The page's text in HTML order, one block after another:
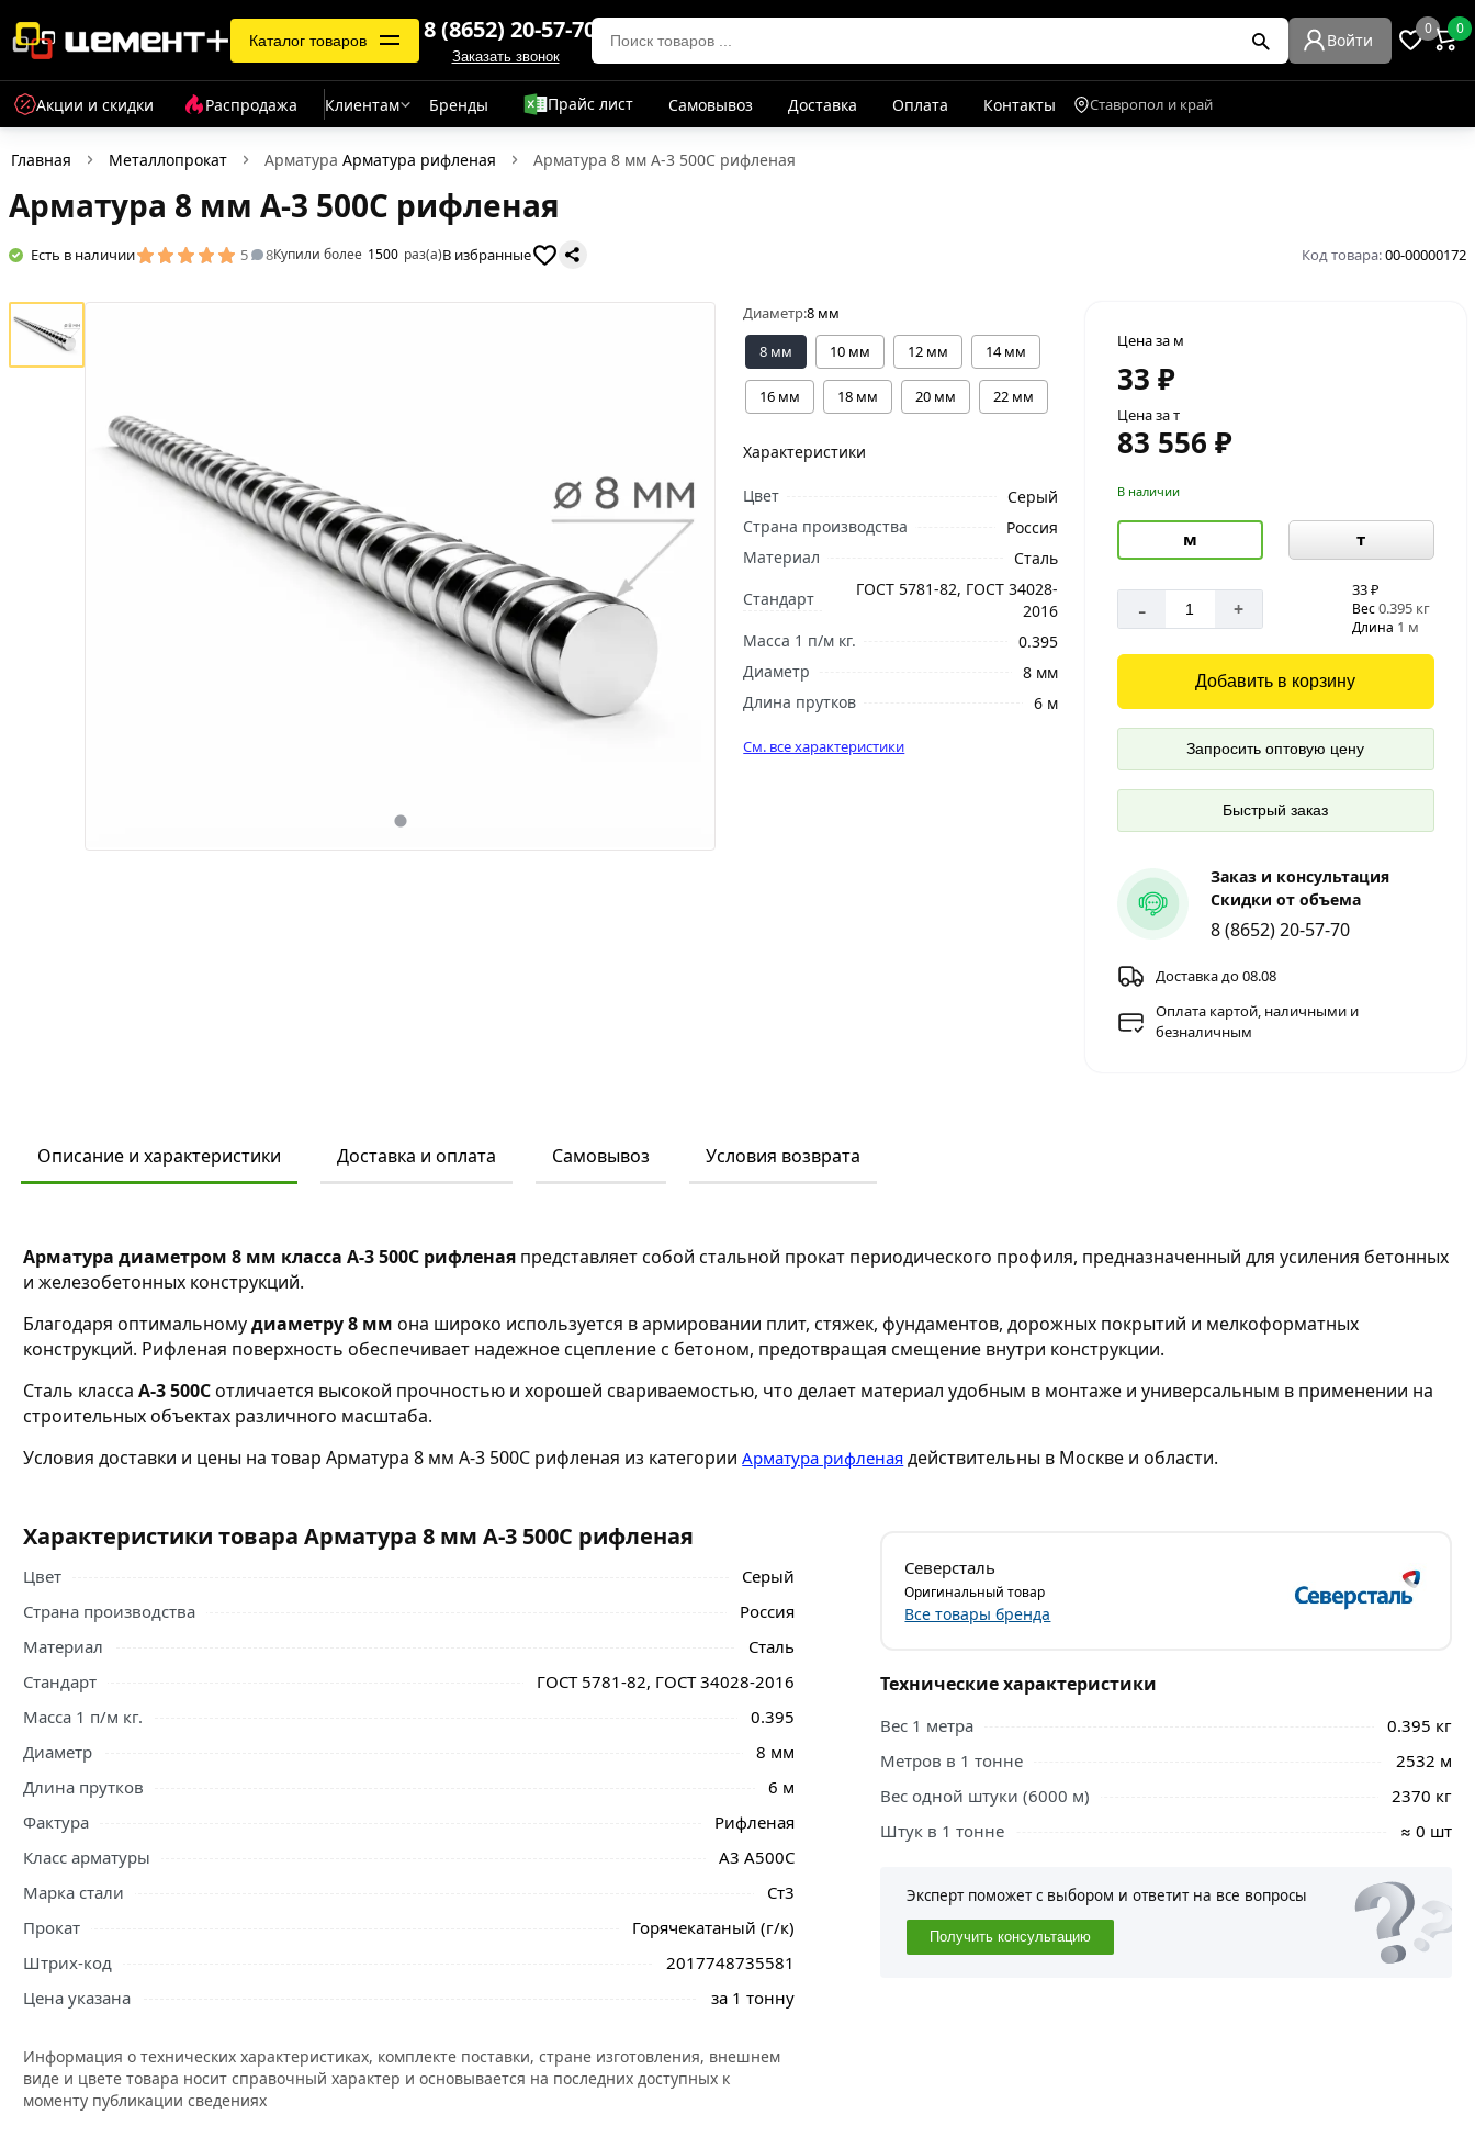
Каталог товаров 8 (8652) 20-57-70
Заказать звонок
Войти
0 0
Акции и скидки Распродажа Клиентам Бренды Прайс лист Самовывоз Доставка Оплата Контакты Ставропол и край
Главная Металлопрокат Арматура Арматура рифленая Арматура 8 мм А-3 500С рифленая
Арматура 8 мм А-3 500С рифленая
Есть в наличии 5 8Купили более 1500 раз(а)В избранные Код товара:00-00000172
Диаметр:8 мм
8 мм
10 мм 12 мм 14 мм
16 мм 18 мм 20 мм 22 мм
Характеристики
Цвет
Серый
Страна производства
Россия
Материал
Сталь
Стандарт
ГОСТ 5781-82, ГОСТ 34028-
2016
Масса 1 п/м кг.
0.395
Диаметр
8 мм
Длина прутков
6 м
См. все характеристики
Цена за м
33 ₽
Цена за т
83 556 ₽
В наличии
м т
- +
33 ₽
Вес0.395 кг
Длина 1 м
Добавить в корзину
Запросить оптовую цену
Быстрый заказ
Заказ и консультация
Скидки от объема
8 (8652) 20-57-70
Доставка до 08.08
Оплата картой, наличными и
безналичным
Описание и характеристики Доставка и оплата Самовывоз Условия возврата
Арматура диаметром 8 мм класса А-3 500С рифленая представляет собой стальной прокат периодического профиля, предназначенный для усиления бетонных
и железобетонных конструкций.
Благодаря оптимальномудиаметру 8 мм она широко используется в армировании плит, стяжек, фундаментов, дорожных покрытий и мелкоформатных
конструкций. Рифленая поверхность обеспечивает надежное сцепление с бетоном, предотвращая смещение внутри конструкции.
Сталь классаА-3 500Сотличается высокой прочностью и хорошей свариваемостью, что делает материал удобным в монтаже и универсальным в применении на
строительных объектах различного масштаба.
Условия доставки и цены на товар Арматура 8 мм А-3 500С рифленая из категорииАрматура рифленая действительны в Москве и области.
Характеристики товара Арматура 8 мм А-3 500С рифленая
Цвет
Серый
Страна производства
Россия
Материал
Сталь
Стандарт
ГОСТ 5781-82, ГОСТ 34028-2016
Масса 1 п/м кг.
0.395
Диаметр
8 мм
Длина прутков
6 м
Фактура
Рифленая
Класс арматуры
А3 А500С
Марка стали
Ст3
Прокат
Горячекатаный (г/к)
Штрих-код
2017748735581
Цена указана
за 1 тонну
Информация о технических характеристиках, комплекте поставки, стране изготовления, внешнем
виде и цвете товара носит справочный характер и основывается на последних доступных к
моменту публикации сведениях
Северсталь
Оригинальный товар
Все товары бренда
Технические характеристики
Вес 1 метра
0.395 кг
Метров в 1 тонне
2532 м
Вес одной штуки (6000 м)
2370 кг
Штук в 1 тонне
≈ 0 шт
Эксперт поможет с выбором и ответит на все вопросы
Получить консультацию